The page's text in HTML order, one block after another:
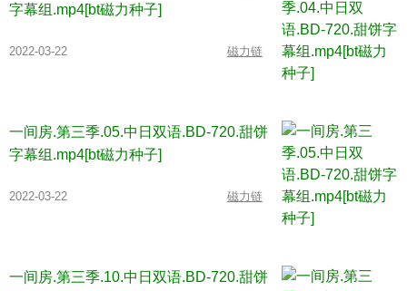
字幕组.mp4[bt磁力种子]
2022-03-22 磁力链
一间房.第三季.05.中日双语.BD-720.甜饼
字幕组.mp4[bt磁力种子]
2022-03-22 磁力链
一间房.第三季.10.中日双语.BD-720.甜饼